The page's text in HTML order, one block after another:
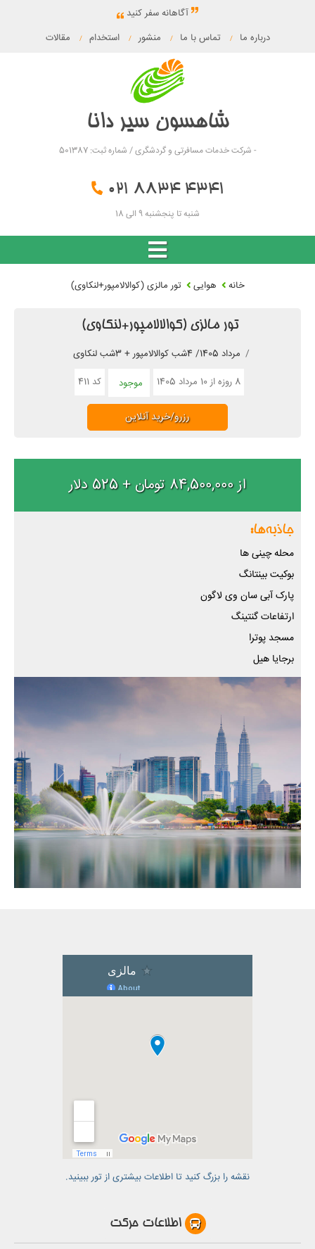
آگاهانه سفر کنید
درباره ما
/ تماس با ما / منشور / استخدام / مقالات
شاهسون سیر دانا
- شرکت خدمات مسافرتی و گردشگری / شماره ثبت: 501387
021 8834 4341
شنبه تا پنجشنبه 9 الی 18
خانه هوایی تور مالزی (کوالالامپور+لنکاوی)
تور مالزی (کوالالامپور+لنکاوی)
مرداد 1405/ 4شب کوالالامپور + 3شب لنکاوی
8 روزه از 10 مرداد 1405
موجود کد 411
رزرو/خرید آنلاین
از 84,500,000 تومان + 525 دلار
جاذبه‌ها:
محله چینی ها
بوکیت بینتانگ
پارک آبی سان وی لاگون
ارتفاعات گنتینگ
مسجد پوترا
برجایا هیل
نقشه را بزرگ کنید تا اطلاعات بیشتری از تور ببینید.
اطلاعات حرکت